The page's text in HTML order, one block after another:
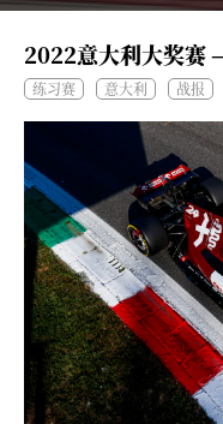
2022意大利大奖赛
练习赛 意大利 战报